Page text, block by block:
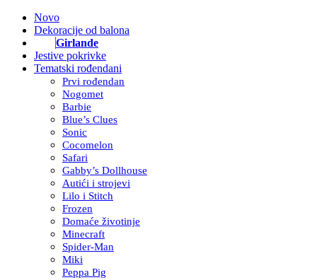
Novo
Dekoracije od balona
Girlande
Jestive pokrivke
Tematski rođendani
Prvi rođendan
Nogomet
Barbie
Blue’s Clues
Sonic
Cocomelon
Safari
Gabby’s Dollhouse
Autići i strojevi
Lilo i Stitch
Frozen
Domaće životinje
Minecraft
Spider-Man
Miki
Peppa Pig